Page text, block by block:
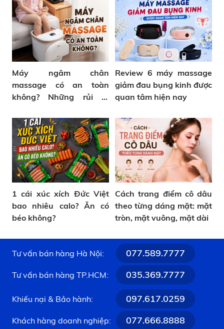
Máy ngâm chân
massage có an toàn
không? Những rủi ro
Review 6 máy massage
giảm đau bụng kinh được
quan tâm hiện nay
1 cái xúc xích Đức Việt
bao nhiêu calo? Ăn có
béo không?
Cách trang điểm cô dâu
theo từng dáng mặt: mặt
tròn, mặt vuông, mặt dài
Tư vấn bán hàng Hà Nội: 077.589.7777
Tư vấn bán hàng TP.HCM: 035.369.7777
Khiếu nại & Bảo hành: 097.617.0259
Khách hàng doanh nghiệp: 077.666.8888